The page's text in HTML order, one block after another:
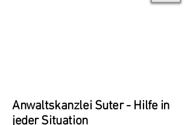
Anwaltskanzlei Suter - Hilfe in
jeder Situation